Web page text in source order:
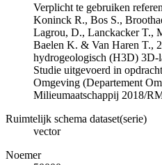
Verplicht te gebruiken
Koninck R., Bos S.,
Lagrou, D., Lanckacker T.,
Baelen K. & Van Haren T.,
hydrogeologisch (H3D) 3D-
Studie uitgevoerd in
Omgeving (Departement
Milieumaatschappij 2018/
Ruimtelijk schema dataset(serie)
vector
Noemer